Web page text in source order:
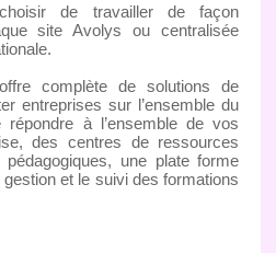
de travailler de façon
site Avolys ou centralisée
complète de solutions de
entreprises sur l’ensemble du
à l’ensemble de vos
des centres de ressources
une plate forme
gestion et le suivi des formations